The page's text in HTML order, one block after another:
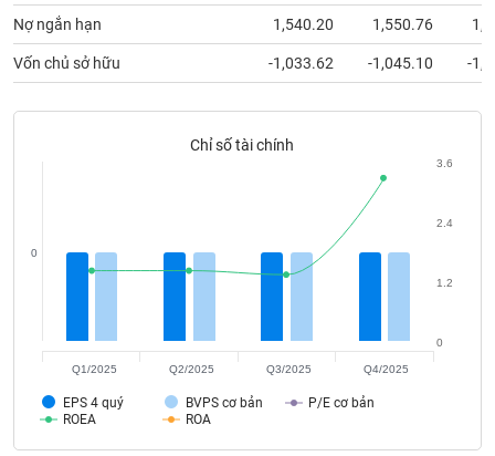
Nợ ngắn hạn 1,540.20 1,550.76
Vốn chủ sở hữu -1,033.62 -1,045.10 -
Chỉ số tài chính
EPS 4 quý BVPS cơ bản
P/E cơ bản
ROEA
ROA
0
0
1.2
2.4
3.6
Q1/2025 Q2/2025 Q3/2025 Q4/2025
Thuật
ngữ
Dịch
Sách